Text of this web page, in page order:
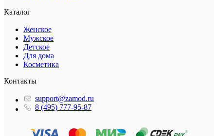
Каталог
Женское
Мужское
Детское
Для дома
Косметика
Контакты
support@zamod.ru
8 (495) 777-95-87